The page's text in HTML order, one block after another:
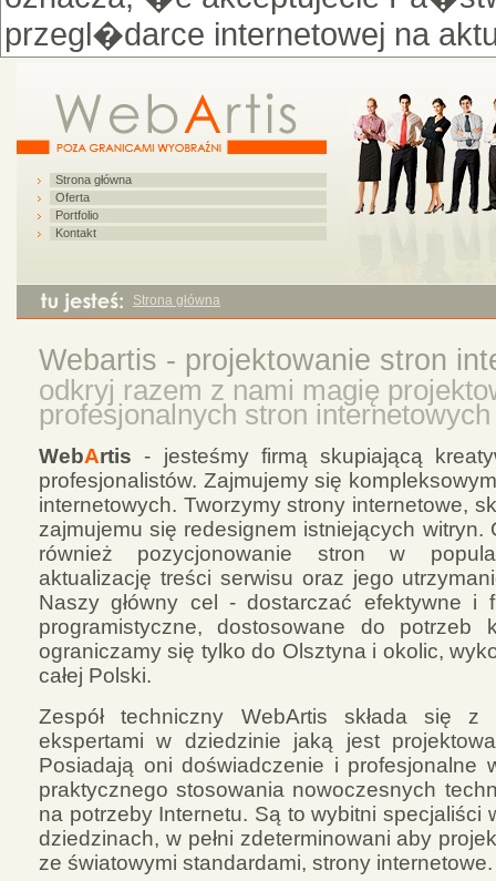
przegl�darce internetowej na
Strona główna
Oferta
Portfolio
Kontakt
Strona główna
Webartis - projektowanie stron
odkryj razem z nami magię
profesjonalnych stron internetowych
WebArtis - jesteśmy firmą skupiającą
profesjonalistów. Zajmujemy się
internetowych. Tworzymy strony internetowe,
zajmujemu się redesignem istniejących witryn.
również pozycjonowanie stron w
aktualizację treści serwisu oraz jego
Naszy główny cel - dostarczać efektywne i
programistyczne, dostosowane do potrzeb
ograniczamy się tylko do Olsztyna i okolic,
całej Polski.
Zespół techniczny WebArtis składa się z
ekspertami w dziedzinie jaką jest
Posiadają oni doświadczenie i profesjonalne
praktycznego stosowania nowoczesnych
na potrzeby Internetu. Są to wybitni specjaliści
dziedzinach, w pełni zdeterminowani aby
ze światowymi standardami, strony internetowe.